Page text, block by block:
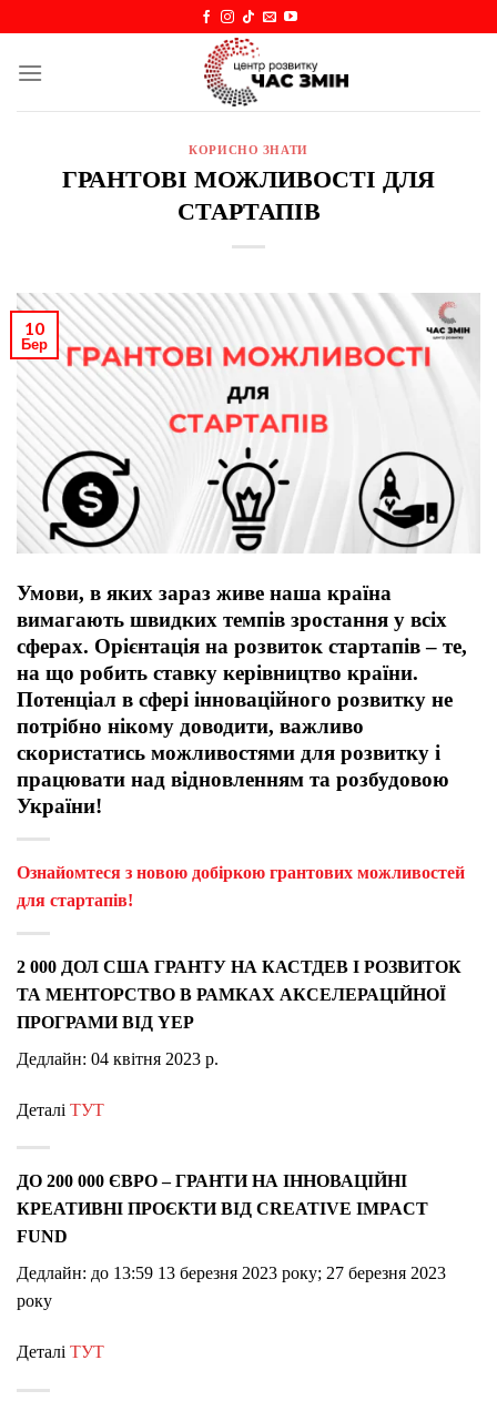
content
КОРИСНО ЗНАТИ
ГРАНТОВІ МОЖЛИВОСТІ ДЛЯ
СТАРТАПІВ
10
Бер
Умови, в яких зараз живе наша країна
вимагають швидких темпів зростання у всіх
сферах. Орієнтація на розвиток стартапів – те,
на що робить ставку керівництво країни.
Потенціал в сфері інноваційного розвитку не
потрібно нікому доводити, важливо
скористатись можливостями для розвитку і
працювати над відновленням та розбудовою
України!
Ознайомтеся з новою добіркою грантових можливостей
для стартапів!
2 000 ДОЛ США ГРАНТУ НА КАСТДЕВ І РОЗВИТОК
ТА МЕНТОРСТВО В РАМКАХ АКСЕЛЕРАЦІЙНОЇ
ПРОГРАМИ ВІД YEP
Дедлайн: 04 квітня 2023 р.
Деталі ТУТ
ДО 200 000 ЄВРО – ГРАНТИ НА ІННОВАЦІЙНІ
КРЕАТИВНІ ПРОЄКТИ ВІД CREATIVE IMPACT
FUND
Дедлайн: до 13:59 13 березня 2023 року; 27 березня 2023
року
Деталі ТУТ